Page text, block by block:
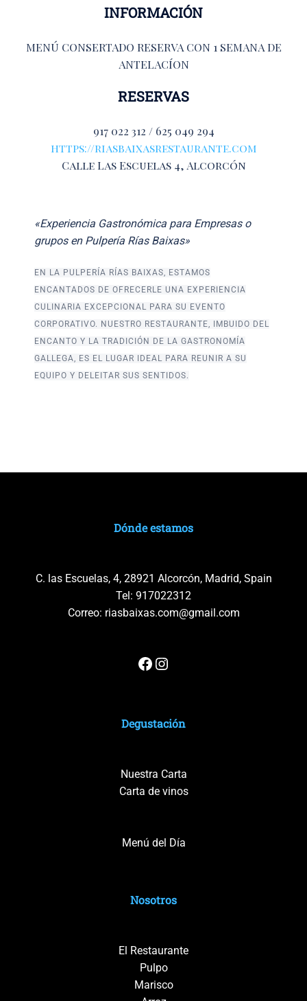
INFORMACIÓN
MENÚ CONSERTADO RESERVA CON 1 SEMANA DE
ANTELACÍON
RESERVAS
917 022 312 / 625 049 294
https://riasbaixasrestaurante.com
Calle Las Escuelas 4, Alcorcón
«Experiencia Gastronómica para Empresas o
grupos en Pulpería Rías Baixas»
EN LA PULPERÍA RÍAS BAIXAS, ESTAMOS
ENCANTADOS DE OFRECERLE UNA EXPERIENCIA
CULINARIA EXCEPCIONAL PARA SU EVENTO
CORPORATIVO. NUESTRO RESTAURANTE, IMBUIDO DEL
ENCANTO Y LA TRADICIÓN DE LA GASTRONOMÍA
GALLEGA, ES EL LUGAR IDEAL PARA REUNIR A SU
EQUIPO Y DELEITAR SUS SENTIDOS.
Dónde estamos
C. las Escuelas, 4, 28921 Alcorcón, Madrid, Spain
Tel: 917022312
Correo: riasbaixas.com@gmail.com
Degustación
Nuestra Carta
Carta de vinos
Menú del Día
Nosotros
El Restaurante
Pulpo
Marisco